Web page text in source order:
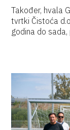
Također, hvala
tvrtki Čistoća
godina do sada,